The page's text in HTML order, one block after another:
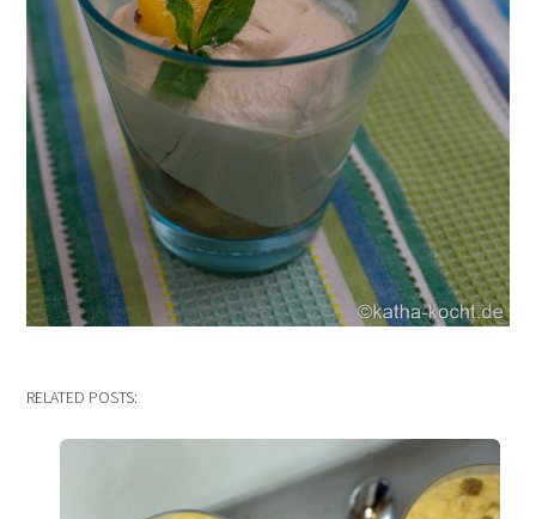
RELATED POSTS: